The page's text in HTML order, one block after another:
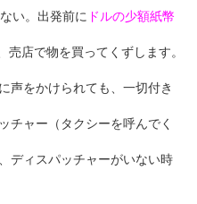
い。出発前に ドルの少額紙幣
店で物を買ってくずします。
声をかけられても、一切付き
チャー（タクシーを呼んでく
ディスパッチャーがいない時